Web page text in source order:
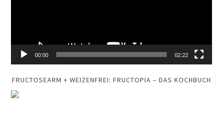
00:00 02:22
FRUCTOSEARM + WEIZENFREI: FRUCTOPIA – DAS KOCHBUCH